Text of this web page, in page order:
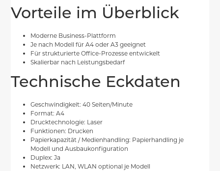
Vorteile im Überblick
Moderne Business-Plattform
Je nach Modell für A4 oder A3 geeignet
Für strukturierte Office-Prozesse entwickelt
Skalierbar nach Leistungsbedarf
Technische Eckdaten
Geschwindigkeit: 40 Seiten/Minute
Format: A4
Drucktechnologie: Laser
Funktionen: Drucken
Papierkapazität / Medienhandling: Papierhandling je
Modell und Ausbaukonfiguration
Duplex: Ja
Netzwerk: LAN, WLAN optional je Modell